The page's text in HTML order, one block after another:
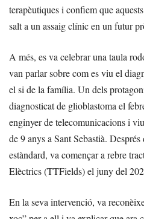
terapèutiques i confiem que
salt a un assaig clínic en un futur
A més, es va celebrar una taula
van parlar sobre com es viu el
el si de la família. Un dels
diagnosticat de glioblastoma el
enginyer de telecomunicacions i
de 9 anys a Sant Sebastià.
estàndard, va començar a rebre
Elèctrics (TTFields) el juny del
En la seva intervenció, va